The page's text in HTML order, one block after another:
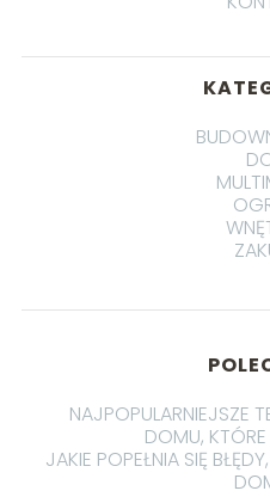
NAJPOPULARNIEJSZE
DOMU,
JAKIE POPEŁNIA SIĘ